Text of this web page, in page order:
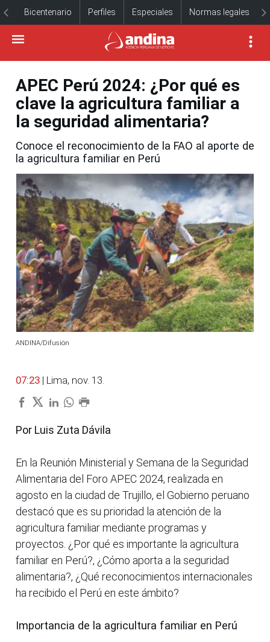
Bicentenario Perfiles Especiales Normas legales
APEC Perú 2024: ¿Por qué es
clave la agricultura familiar a
la seguridad alimentaria?
Conoce el reconocimiento de la FAO al aporte de
la agricultura familiar en Perú
ANDINA/Difusión
07:23 | Lima, nov. 13.
Por Luis Zuta Dávila
En la Reunión Ministerial y Semana de la Seguridad
Alimentaria del Foro APEC 2024, realizada en
agosto en la ciudad de Trujillo, el Gobierno peruano
destacó que es su prioridad la atención de la
agricultura familiar mediante programas y
proyectos. ¿Por qué es importante la agricultura
familiar en Perú?, ¿Cómo aporta a la seguridad
alimentaria?, ¿Qué reconocimientos internacionales
ha recibido el Perú en este ámbito?
Importancia de la agricultura familiar en Perú